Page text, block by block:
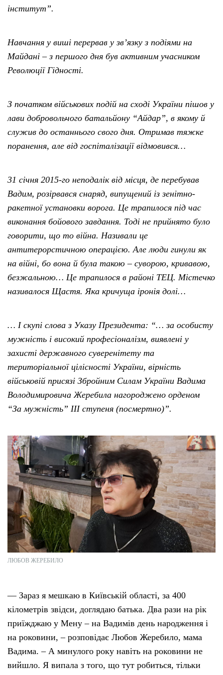
інститут”.
Навчання у виші перервав у зв’язку з подіями на
Майдані – з першого дня був активним учасником
Революції Гідності.
З початком військових подій на сході України пішов у
лави добровольчого батальйону “Айдар”, в якому й
служив до останнього свого дня. Отримав тяжке
поранення, але від госпіталізації відмовився…
31 січня 2015-го неподалік від місця, де перебував
Вадим, розірвався снаряд, випущений із зенітно-
ракетної установки ворога. Це трапилося під час
виконання бойового завдання. Тоді не прийнято було
говорити, що то війна. Називали це
антитерорстичною операцією. Але люди гинули як
на війні, бо вона й була такою – суворою, кривавою,
безжальною… Це трапилося в районі ТЕЦ. Містечко
називалося Щастя. Яка кричуща іронія долі…
… І скупі слова з Указу Президента: “… за особисту
мужність і високий професіоналізм, виявлені у
захисті державного суверенітету та
територіальної цілісності України, вірність
військовій присязі Збройним Силам України Вадима
Володимировича Жеребила нагороджено орденом
“За мужність” III ступеня (посмертно)”.
ЛЮБОВ ЖЕРЕБИЛО
— Зараз я мешкаю в Київській області, за 400
кілометрів звідси, доглядаю батька. Два рази на рік
приїжджаю у Мену – на Вадимів день народження і
на роковини, – розповідає Любов Жеребило, мама
Вадима. – А минулого року навіть на роковини не
вийшло. Я випала з того, що тут робиться, тільки